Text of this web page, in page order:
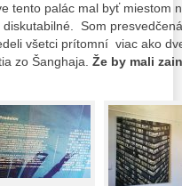
tento palác mal byť miestom
Som
všetci prítomní viac ako
zo Šanghaja. Že by mali